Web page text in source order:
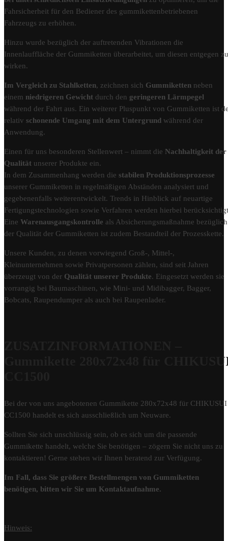
Fahrsicherheit für den Bediener des gummikettenbetriebenen
Fahrzeugs zu erhöhen.
Hinzu wurde bezüglich der auftretenden Vibrationen die
Innenlauffläche der Gummiketten überarbeitet, um diesen entgegen zu
wirken.
Im Vergleich zu Stahlketten, zeichnen sich Gummiketten neben
einem niedrigeren Gewicht durch den geringeren Lärmpegel
während der Fahrt aus. Ein weiterer Pluspunkt von Gummiketten ist
relativ schonende Umgang mit dem Untergrund während der
Anwendung.
Einen für uns besonderen Stellenwert – nimmt die Nachhaltigkeit der
Qualität unserer Produkte ein.
In dem Zusammenhang werden die stabilen Produktionsprozesse
unserer Gummiketten in regelmäßigen Abständen analysiert und
gegebenenfalls weiterentwickelt. Trends in Hinblick auf neuartige
Fertigungstechnologien sowie Verfahren werden hierbei
Eine Warenausgangskontrolle als Absicherungsmaßnahme bezüglich
der Qualität der Gummiketten ist zudem Bestandteil der Prozesskette.
Unsere Kunden, zu denen vorwiegend Groß-, Mittel-,
Kleinunternehmen sowie Privatpersonen zählen, sind seit Jahren
überzeugt von der Qualität unserer Produkte. Eingesetzt werden sie
vorrangig bei Baumaschinen, wie Mini- und Midibagger, Bagger,
Bobcats, Raupendumper als auch bei Raupenlader.
Gummikette 280x72x48 für
Bei der von uns angebotenen Gummikette 280x72x48 für CHIKUSUI
CC1500 handelt es sich ausschließlich um Neuware.
Sollten Sie sich unschlüssig sein, ob es sich um die passende
Gummikette handelt, welche Sie benötigen – zögern Sie nicht uns zu
kontaktieren! Gerne stehen wir Ihnen beratend zur Verfügung.
Im Fall, dass Sie größere Bestellmengen von Gummiketten
benötigen, bitten wir Sie um Kontaktaufnahme.
Hinweis: